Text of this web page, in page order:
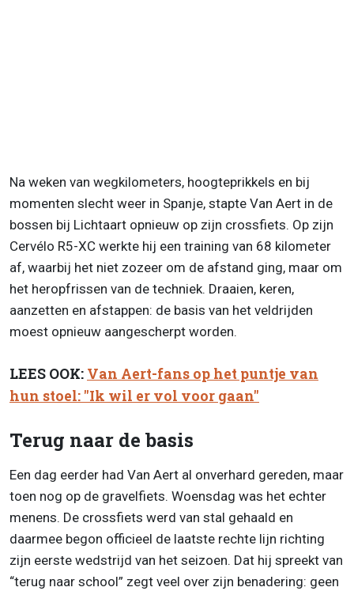
Na weken van wegkilometers, hoogteprikkels en bij
momenten slecht weer in Spanje, stapte Van Aert in de
bossen bij Lichtaart opnieuw op zijn crossfiets. Op zijn
Cervélo R5-XC werkte hij een training van 68 kilometer
af, waarbij het niet zozeer om de afstand ging, maar om
het heropfrissen van de techniek. Draaien, keren,
aanzetten en afstappen: de basis van het veldrijden
moest opnieuw aangescherpt worden.
LEES OOK: Van Aert-fans op het puntje van
hun stoel: "Ik wil er vol voor gaan"
Terug naar de basis
Een dag eerder had Van Aert al onverhard gereden, maar
toen nog op de gravelfiets. Woensdag was het echter
menens. De crossfiets werd van stal gehaald en
daarmee begon officieel de laatste rechte lijn richting
zijn eerste wedstrijd van het seizoen. Dat hij spreekt van
“terug naar school” zegt veel over zijn benadering: geen